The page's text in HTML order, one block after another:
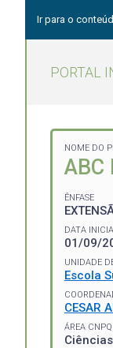
Ir para o
PORTAL
NOME DO
ABC
ÊNFASE
DATA
01/09/
UNIDADE
Escola
CESAR
ÁREA CNPQ